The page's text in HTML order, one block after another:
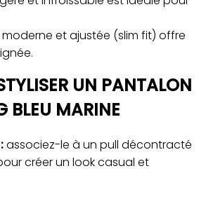
et ajustée (slim fit) offre
UN PANTALON
BLEU MARINE
associez-le à un pull décontracté
créer un look casual et